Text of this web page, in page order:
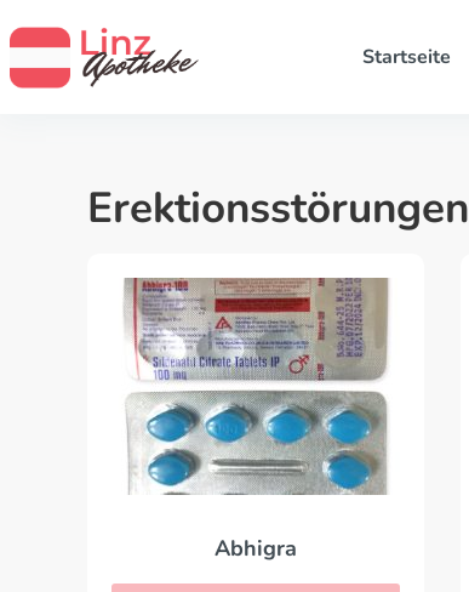
Startseite
Erektionsstörungen
Abhigra